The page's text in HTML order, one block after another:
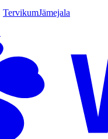
TervikumJämejala